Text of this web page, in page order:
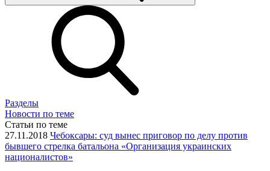
Разделы
Новости по теме
Статьи по теме
27.11.2018 Чебоксары: суд вынес приговор по делу против
бывшего стрелка батальона «Организация украинских
националистов»